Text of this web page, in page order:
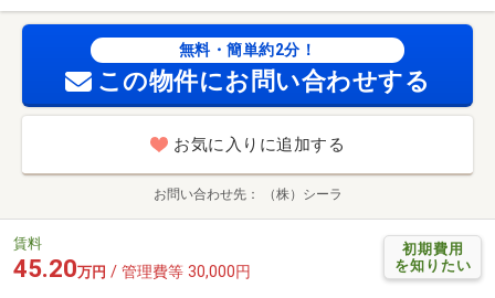
無料・簡単約2分！
この物件にお問い合わせする
お気に入りに追加する
お問い合わせ先 （株）シーラ
初期費用
を知りたい
賃料
45.20万円 / 管理費等 30,000円